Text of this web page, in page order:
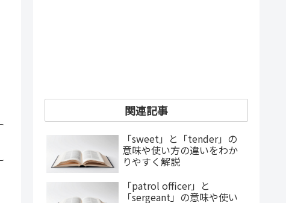
関連記事
「sweet」と「tender」の
意味や使い方の違いをわか
りやすく解説
「patrol officer」と
「sergeant」の意味や使い